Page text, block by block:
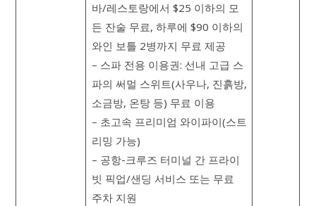
바/레스토랑에서 $25 이하의 모
든 잔술 무료, 하루에 $90 이하의
와인 보틀 2병까지 무료 제공
– 스파 전용 이용권: 선내 고급 스
파의 써멀 스위트(사우나, 진흙방,
소금방, 온탕 등) 무료 이용
– 초고속 프리미엄 와이파이(스트
리밍 가능)
– 공항-크루즈 터미널 간 프라이
빗 픽업/샌딩 서비스 또는 무료
주차 지원